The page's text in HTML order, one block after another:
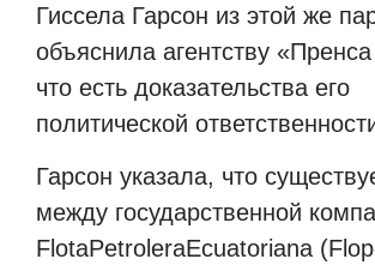
Гиссела Гарсон из этой же
объяснила агентству
что есть доказательства его
политической
Гарсон указала, что
между государственной
FlotaPetroleraEcuatoriana (